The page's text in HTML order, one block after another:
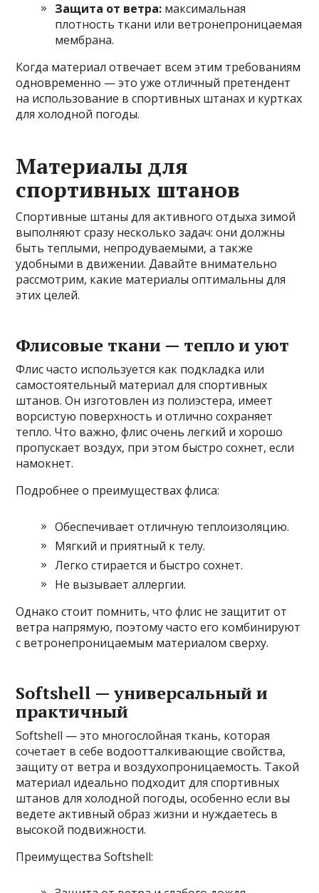
Защита от ветра: максимальная
плотность ткани или ветронепроницаемая
мембрана.
Когда материал отвечает всем этим требованиям
одновременно — это уже отличный претендент
на использование в спортивных штанах и куртках
для холодной погоды.
Материалы для
спортивных штанов
Спортивные штаны для активного отдыха зимой
выполняют сразу несколько задач: они должны
быть теплыми, непродуваемыми, а также
удобными в движении. Давайте внимательно
рассмотрим, какие материалы оптимальны для
этих целей.
Флисовые ткани — тепло и уют
Флис часто используется как подкладка или
самостоятельный материал для спортивных
штанов. Он изготовлен из полиэстера, имеет
ворсистую поверхность и отлично сохраняет
тепло. Что важно, флис очень легкий и хорошо
пропускает воздух, при этом быстро сохнет, если
намокнет.
Подробнее о преимуществах флиса:
Обеспечивает отличную теплоизоляцию.
Мягкий и приятный к телу.
Легко стирается и быстро сохнет.
Не вызывает аллергии.
Однако стоит помнить, что флис не защитит от
ветра напрямую, поэтому часто его комбинируют
с ветронепроницаемым материалом сверху.
Softshell — универсальный и
практичный
Softshell — это многослойная ткань, которая
сочетает в себе водоотталкивающие свойства,
защиту от ветра и воздухопроницаемость. Такой
материал идеально подходит для спортивных
штанов для холодной погоды, особенно если вы
ведете активный образ жизни и нуждаетесь в
высокой подвижности.
Преимущества Softshell: